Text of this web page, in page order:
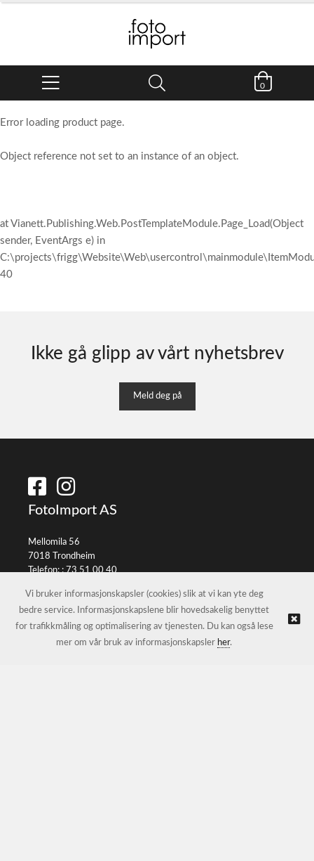
0
Error loading product page.
Object reference not set to an instance of an object.
at Vianett.Publishing.Web.PostTemplateModule.Page_Load(Object
sender, EventArgs e) in
40
Ikke gå glipp av vårt nyhetsbrev
Meld deg på
FotoImport AS
Mellomila 56
7018 Trondheim
Telefon: :73 51 00 40
© FotoImport AS | Nettbutikk levert av Kréatif
Vi bruker informasjonskapsler (cookies) slik at vi kan yte deg
bedre service. Informasjonskapslene blir hovedsakelig benyttet
for trafikkmåling og optimalisering av tjenesten. Du kan også lese
mer om vår bruk av informasjonskapsler her.